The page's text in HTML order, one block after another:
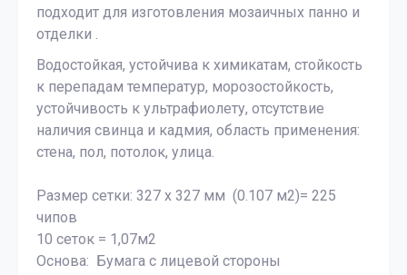
подходит для изготовления мозаичных панно и
отделки .
Водостойкая, устойчива к химикатам, стойкость
к перепадам температур, морозостойкость,
устойчивость к ультрафиолету, отсутствие
наличия свинца и кадмия, область применения:
стена, пол, потолок, улица.
Размер сетки: 327 х 327 мм (0.107 м2)= 225
чипов
10 сеток = 1,07м2
Основа: Бумага с лицевой стороны